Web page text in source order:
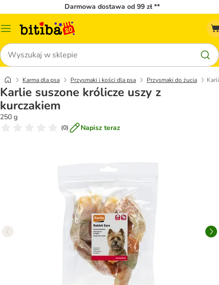
Darmowa dostawa od 99 zł **
Menu
Szukaj
Karma dla psa Przysmaki i kości dla psa Przysmaki do żucia
Karlie suszone królicze uszy z
kurczakiem
250 g
(0) Napisz teraz